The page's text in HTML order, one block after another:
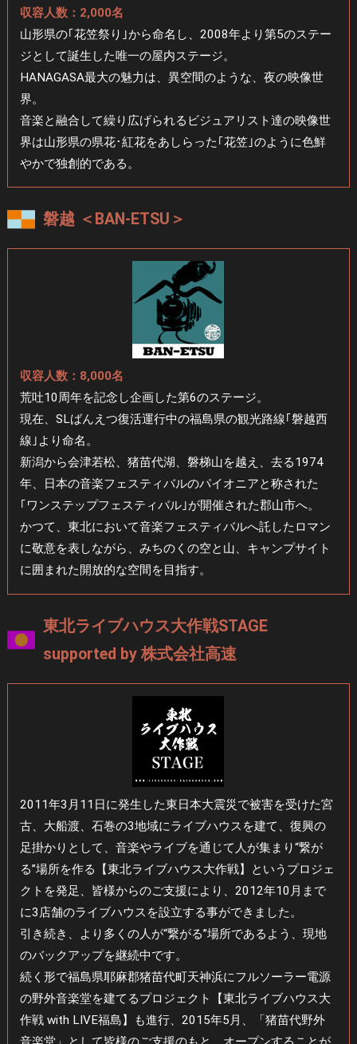
収容人数：2,000名
山形県の｢花笠祭り｣から命名し、2008年より第5のステー
ジとして誕生した唯一の屋内ステージ。
HANAGASA最大の魅力は、異空間のような、夜の映像世
界。
音楽と融合して繰り広げられるビジュアリスト達の映像世
界は山形県の県花･紅花をあしらった｢花笠｣のように色鮮
やかで独創的である。
磐越 ＜BAN-ETSU＞
収容人数：8,000名
荒吐10周年を記念し企画した第6のステージ。
現在、SLばんえつ復活運行中の福島県の観光路線｢磐越西
線｣より命名。
新潟から会津若松、猪苗代湖、磐梯山を越え、去る1974
年、日本の音楽フェスティバルのパイオニアと称された
｢ワンステップフェスティバル｣が開催された郡山市へ。
かつて、東北において音楽フェスティバルへ託したロマン
に敬意を表しながら、みちのくの空と山、キャンプサイト
に囲まれた開放的な空間を目指す。
東北ライブハウス大作戦STAGE
supported by 株式会社高速
2011年3月11日に発生した東日本大震災で被害を受けた宮
古、大船渡、石巻の3地域にライブハウスを建て、復興の
足掛かりとして、音楽やライブを通じて人が集まり“繋が
る”場所を作る【東北ライブハウス大作戦】というプロジェ
クトを発足、皆様からのご支援により、2012年10月まで
に3店舗のライブハウスを設立する事ができました。
引き続き、より多くの人が“繋がる”場所であるよう、現地
のバックアップを継続中です。
続く形で福島県耶麻郡猪苗代町天神浜にフルソーラー電源
の野外音楽堂を建てるプロジェクト【東北ライブハウス大
作戦 with LIVE福島】も進行、2015年5月、「猪苗代野外